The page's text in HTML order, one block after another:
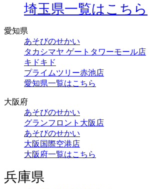
埼玉県一覧はこちら
愛知県
あそびのせかい
タカシマヤ ゲートタワーモール店
キドキド
プライムツリー赤池店
愛知県一覧はこちら
大阪府
あそびのせかい
グランフロント大阪店
あそびのせかい
大阪国際空港店
大阪府一覧はこちら
兵庫県